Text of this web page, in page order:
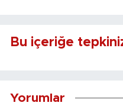
Bu içeriğe
Yorumlar